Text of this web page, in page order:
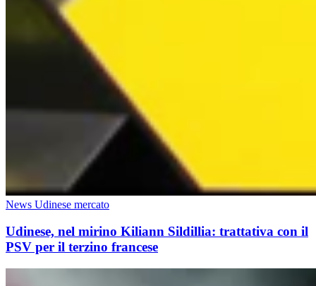
News Udinese mercato
Udinese, nel mirino Kiliann Sildillia: trattativa con il
PSV per il terzino francese